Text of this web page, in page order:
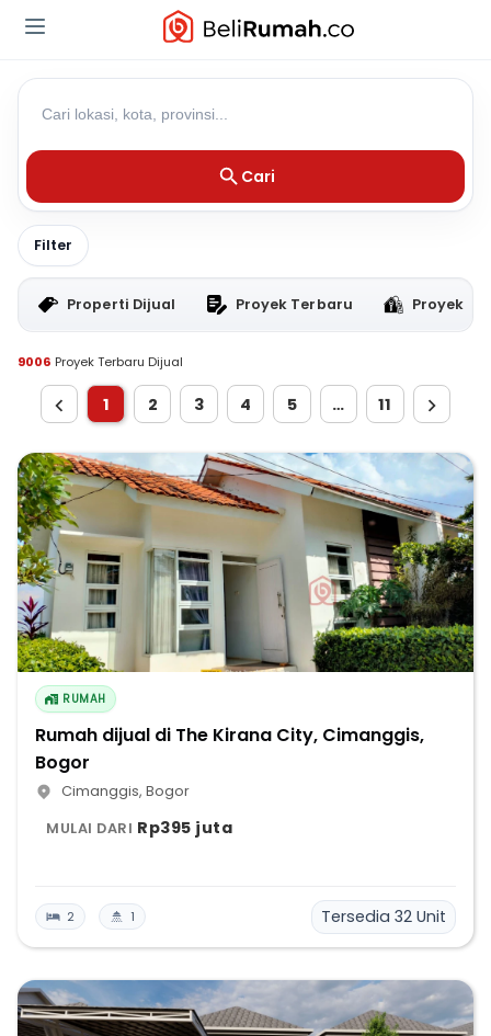
Cari
Filter
Properti Dijual Proyek Terbaru Proyek
9006 Proyek Terbaru Dijual
1 2 3 4 5 … 11
RUMAH
Rumah dijual di The Kirana City, Cimanggis,
Bogor
Cimanggis, Bogor
MULAI DARI Rp395 juta
2 1 Tersedia 32 Unit